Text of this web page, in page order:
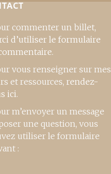
commenter un billet,
d’utiliser le formulaire
.
vous renseigner sur mes
et ressources, rendez-
ici.
m’envoyer un message
une question, vous
utiliser le formulaire
: